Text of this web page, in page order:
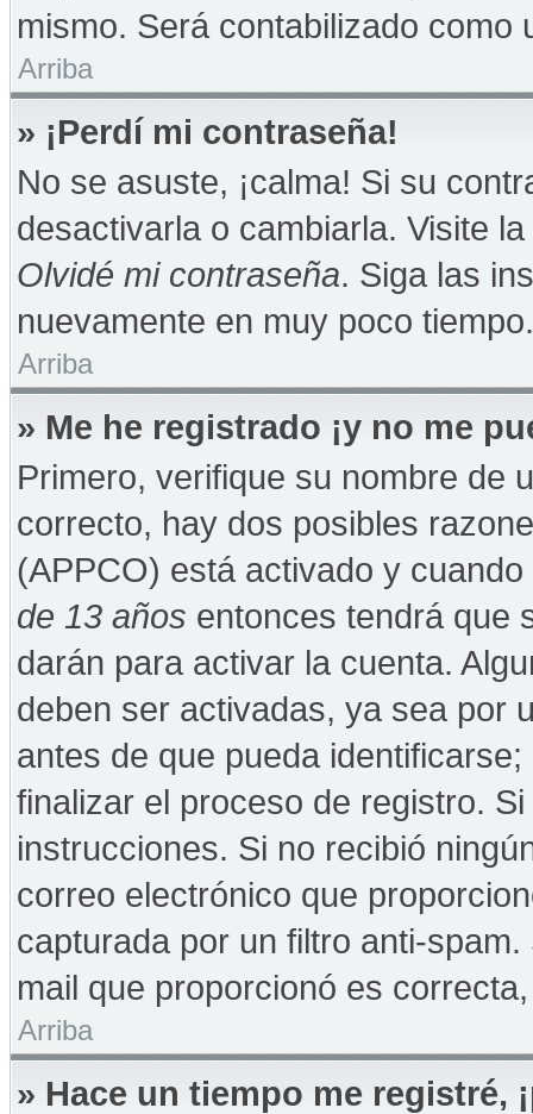
mismo. Será contabilizado como
Arriba
» ¡Perdí mi contraseña!
No se asuste, ¡calma! Si su
desactivarla o cambiarla. Visite
Olvidé mi contraseña. Siga las
nuevamente en muy poco tiempo.
Arriba
» Me he registrado ¡y no me
Primero, verifique su nombre de
correcto, hay dos posibles
(APPCO) está activado y
de 13 años entonces tendrá que
darán para activar la cuenta.
deben ser activadas, ya sea por
antes de que pueda
finalizar el proceso de registro.
instrucciones. Si no recibió
correo electrónico que
capturada por un filtro anti-
mail que proporcionó es
Arriba
» Hace un tiempo me registré,